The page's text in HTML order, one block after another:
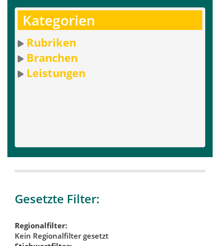
Kategorien
Rubriken
Branchen
Leistungen
Gesetzte Filter:
Regionalfilter:
Kein Regionalfilter gesetzt